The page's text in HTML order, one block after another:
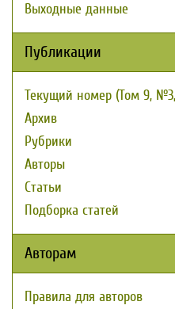
Выходные данные
Публикации
Текущий номер (Том 9,
Архив
Рубрики
Авторы
Статьи
Подборка статей
Авторам
Правила для авторов